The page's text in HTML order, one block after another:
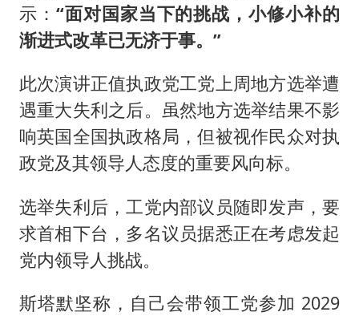
示： “面对国家当下的挑战，小修小补的
渐进式改革已无济于事。”
此次演讲正值执政党工党上周地方选举遭
遇重大失利之后。虽然地方选举结果不影
响英国全国执政格局，但被视作民众对执
政党及其领导人态度的重要风向标。
选举失利后，工党内部议员随即发声，要
求首相下台，多名议员据悉正在考虑发起
党内领导人挑战。
斯塔默坚称，自己会带领工党参加 2029